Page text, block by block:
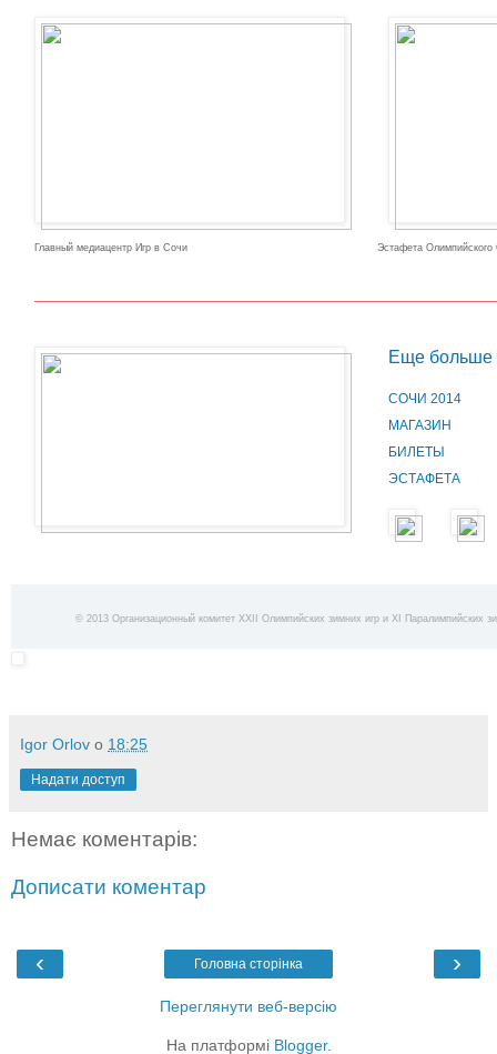
Главный медиацентр Игр в Сочи Эстафета Олимпийского
Еще больше
СОЧИ 2014
МАГАЗИН
БИЛЕТЫ
ЭСТАФЕТА
© 2013 Организационный комитет XXII Олимпийских зимних игр и XI Паралимпийских
Igor Orlov о 18:25
Надати доступ
Немає коментарів:
Дописати коментар
‹ ›
Головна сторінка
Переглянути веб-версію
На платформі Blogger.